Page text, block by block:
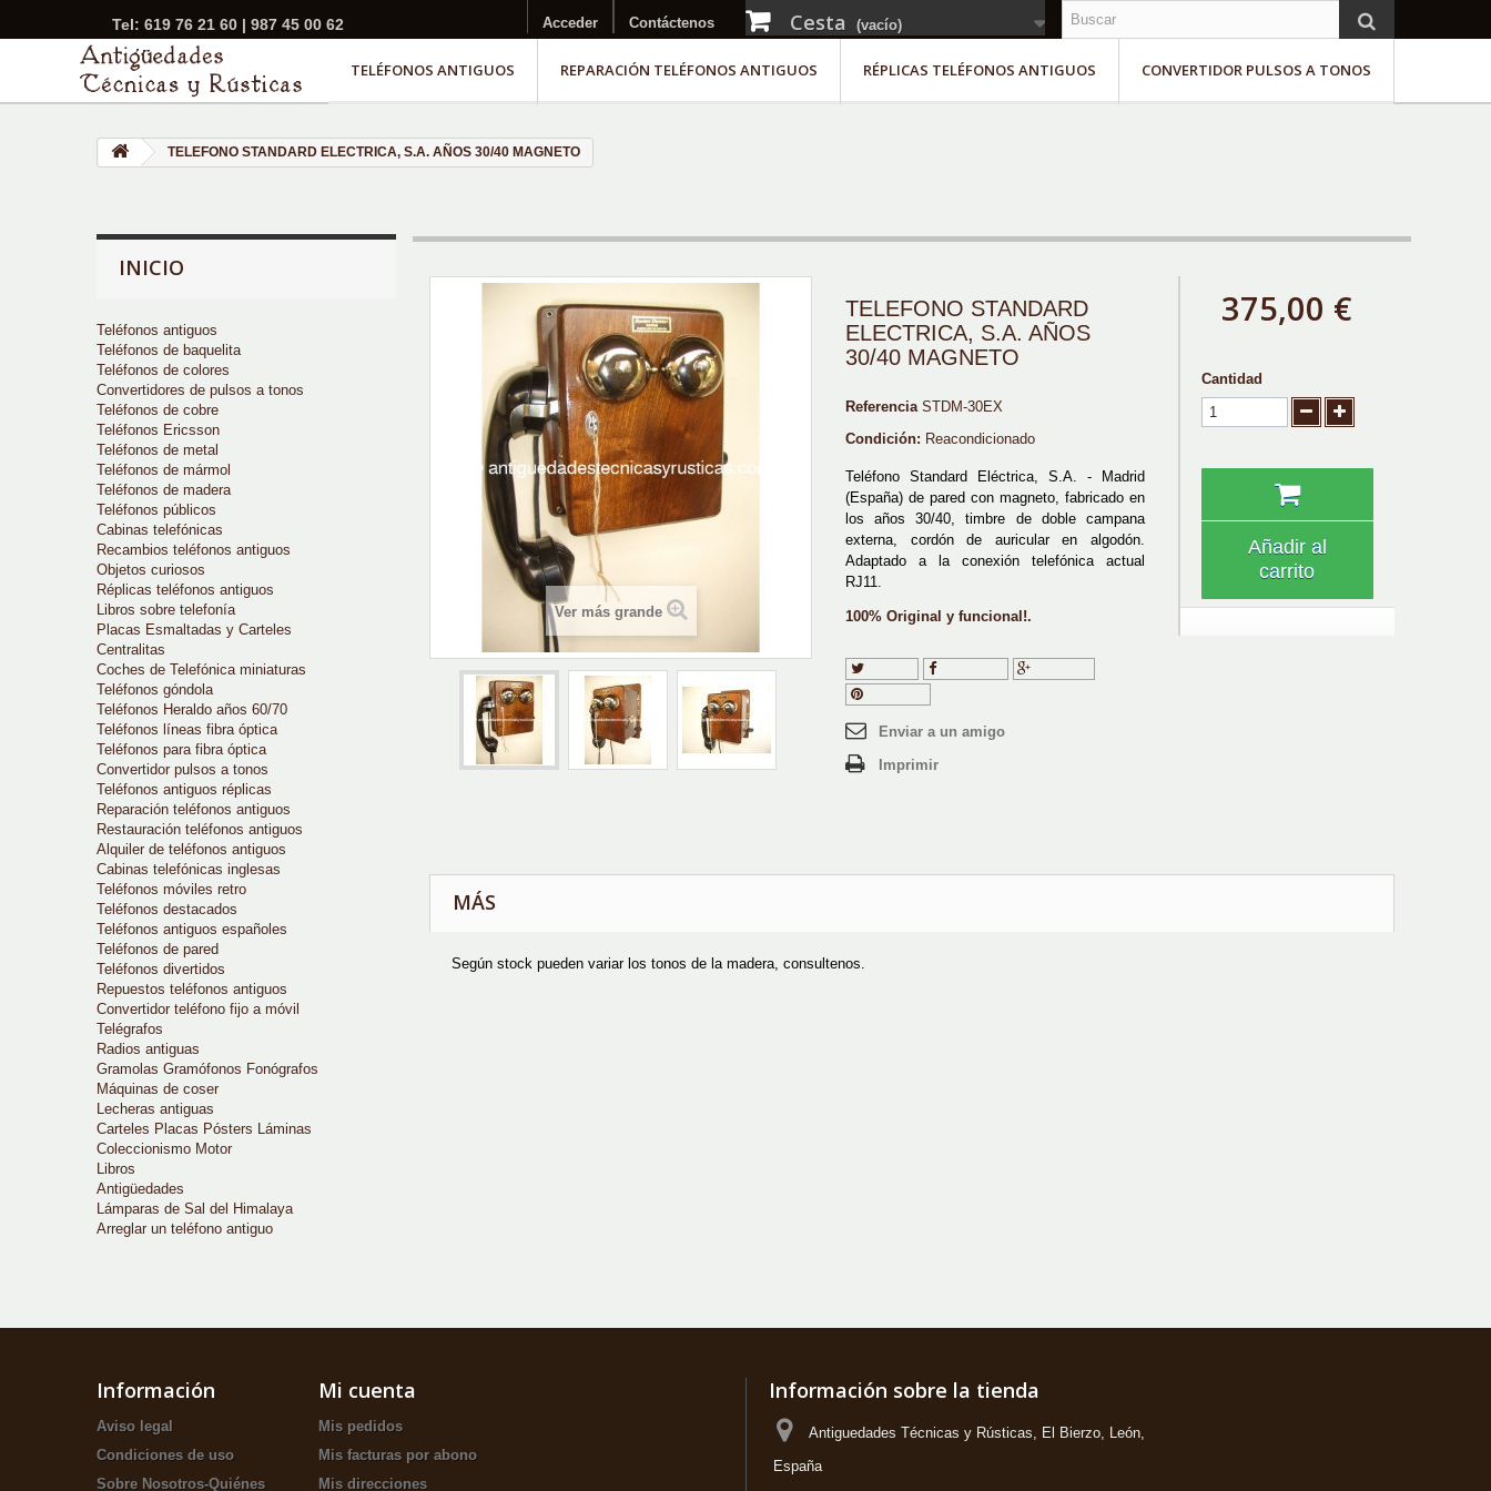
Tel: 619 76 21 60 | 987 45 00 62 Cesta (vacío)
Contáctenos
Acceder
CONVERTIDOR PULSOS A TONOS
RÉPLICAS TELÉFONOS ANTIGUOS
REPARACIÓN TELÉFONOS ANTIGUOS
TELÉFONOS ANTIGUOS
TELEFONO STANDARD ELECTRICA, S.A. AÑOS 30/40 MAGNETO
INICIO
Teléfonos antiguos
Teléfonos de baquelita
Teléfonos de colores
Convertidores de pulsos a tonos
Teléfonos de cobre
Teléfonos Ericsson
Teléfonos de metal
Teléfonos de mármol
Teléfonos de madera
Teléfonos públicos
Cabinas telefónicas
Recambios teléfonos antiguos
Objetos curiosos
Réplicas teléfonos antiguos
Libros sobre telefonía
Placas Esmaltadas y Carteles
Centralitas
Coches de Telefónica miniaturas
Teléfonos góndola
Teléfonos Heraldo años 60/70
Teléfonos líneas fibra óptica
Teléfonos para fibra óptica
Convertidor pulsos a tonos
Teléfonos antiguos réplicas
Reparación teléfonos antiguos
Restauración teléfonos antiguos
Alquiler de teléfonos antiguos
Cabinas telefónicas inglesas
Teléfonos móviles retro
Teléfonos destacados
Teléfonos antiguos españoles
Teléfonos de pared
Teléfonos divertidos
Repuestos teléfonos antiguos
Convertidor teléfono fijo a móvil
Telégrafos
Radios antiguas
Gramolas Gramófonos Fonógrafos
Máquinas de coser
Lecheras antiguas
Carteles Placas Pósters Láminas
Coleccionismo Motor
Libros
Antigüedades
Lámparas de Sal del Himalaya
Arreglar un teléfono antiguo
Ver más grande
TELEFONO STANDARD
ELECTRICA, S.A. AÑOS
30/40 MAGNETO
Referencia STDM-30EX
Condición: Reacondicionado
Teléfono Standard Eléctrica, S.A. - Madrid
(España) de pared con magneto, fabricado en
los años 30/40, timbre de doble campana
externa, cordón de auricular en algodón.
Adaptado a la conexión telefónica actual
RJ11.
100% Original y funcional!.
Tuitear Compartir
Pinterest
Enviar a un amigo
Imprimir
375,00 €
Cantidad
Añadir al
carrito
MÁS
Según stock pueden variar los tonos de la madera, consultenos.
Información
Aviso legal
Condiciones de uso
Sobre Nosotros-Quiénes
Mi cuenta
Mis pedidos
Mis facturas por abono
Mis direcciones
Información sobre la tienda
Antiguedades Técnicas y Rústicas, El Bierzo, León,
España